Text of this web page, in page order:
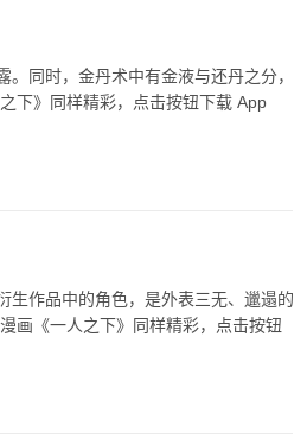
同时，金丹术中有金液与还丹之分，
下》同样精彩，点击按钮下载 App
生作品中的角色，是外表三无、邋遢的
画《一人之下》同样精彩，点击按钮